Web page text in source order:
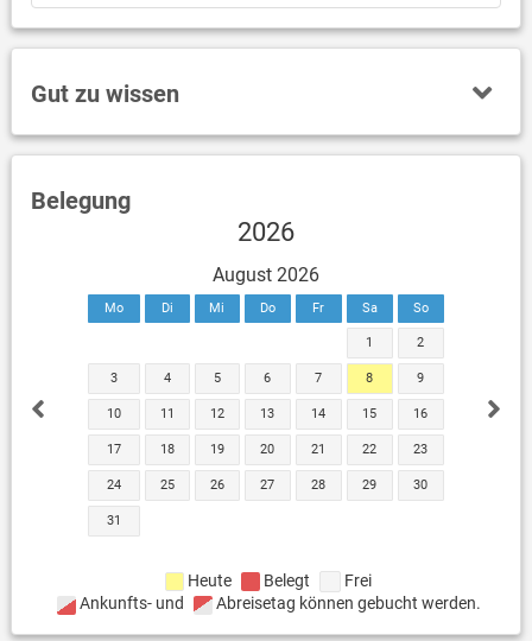
Gut zu wissen
Belegung
2026
August 2026
Mo Di Mi Do Fr Sa So
1 2
3 4 5 6 7 8 9
10 11 12 13 14 15 16
17 18 19 20 21 22 23
24 25 26 27 28 29 30
31
Heute Belegt
Frei
Ankunfts- und
Abreisetag können gebucht werden.